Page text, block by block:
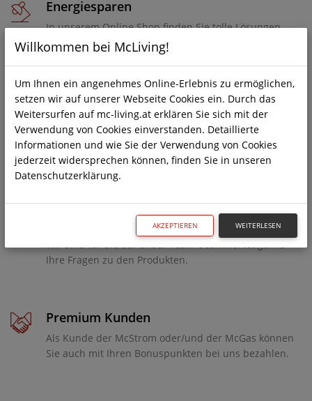
Energiesparen
In unserem Online Shop finden Sie tolle Lösungen
zum Energiesparen.
Schnelle Lieferzeiten
Unser Anliegen ist, dass Ihre Bestellung schnell bei
Ihnen zu Hause ankommt. Wir möchten Sie aber
darauf aufmerksam machen, dass die Lieferzeiten je
nach Produkt variieren können.
Wir sind für Sie da! Unser Team beantwortet gerne
Ihre Fragen zu den Produkten.
Premium Kunden
Als Kunde der McStrom oder/und der McGas können
Sie auch mit Ihren Bonuspunkten bei uns bezahlen.
Willkommen bei McLiving!
Um Ihnen ein angenehmes Online-Erlebnis zu ermöglichen,
setzen wir auf unserer Webseite Cookies ein. Durch das
Weitersurfen auf mc-living.at erklären Sie sich mit der
Verwendung von Cookies einverstanden. Detaillierte
Informationen und wie Sie der Verwendung von Cookies
jederzeit widersprechen können, finden Sie in unseren
Datenschutzerklärung.
AKZEPTIEREN WEITERLESEN